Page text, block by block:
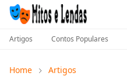
Artigos Contos Populares
Home Artigos